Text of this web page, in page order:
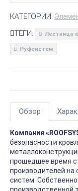
КАТЕГОРИИ:
ТЕГИ: Лестница
Руфсистем
Обзор
Компания
безопасности
прошедшее время
производителей на
систем.